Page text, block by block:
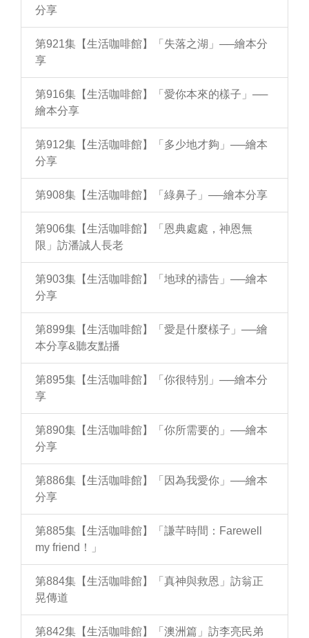
分享
第921集【生活咖啡館】「失落之湖」──繪本分
享
第916集【生活咖啡館】「愛你本來的樣子」──
繪本分享
第912集【生活咖啡館】「多少地才夠」──繪本
分享
第908集【生活咖啡館】「綠鼻子」──繪本分享
第906集【生活咖啡館】「恩典處處，神恩無
限」訪潘誠人長老
第903集【生活咖啡館】「地球的禱告」──繪本
分享
第899集【生活咖啡館】「愛是什麼樣子」──繪
本分享&聽友點播
第895集【生活咖啡館】「你很特別」──繪本分
享
第890集【生活咖啡館】「你所需要的」──繪本
分享
第886集【生活咖啡館】「因為我愛你」──繪本
分享
第885集【生活咖啡館】「謙芊時間：Farewell
my friend！」
第884集【生活咖啡館】「真神與救恩」訪翁正
晃傳道
第842集【生活咖啡館】「澳洲篇」訪李亮民弟